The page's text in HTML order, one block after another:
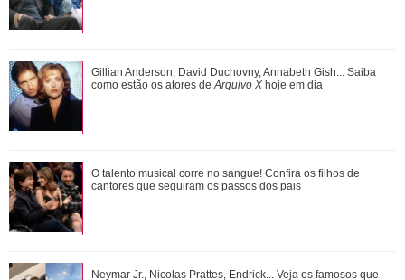
Zé Felipe e Virgínia Fonseca aparecem juntos após
cirurgias das filhas e cantor brinca: Ta...
Anitta exibe look escolhido para nova turnê e detalhe no pé
chama a atenção
Ariana Grande faz desabafo em show sobre decisão de
Gillian Anderson, David Duchovny, Annabeth Gish... Saiba
como estão os atores deArquivo X hoje em dia
O talento musical corre no sangue! Confira os filhos de
cantores que seguiram os passos dos pais
Neymar Jr., Nicolas Prattes, Endrick... Veja os famosos que